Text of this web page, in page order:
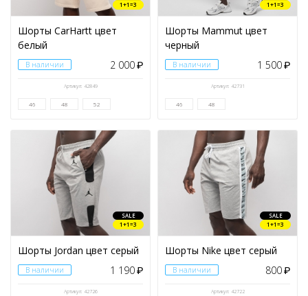
1+1=3
Шорты CarHartt цвет
белый
В наличии 2 000₽
Артикул: 42849
46 48 52
1+1=3
Шорты Mammut цвет
черный
В наличии 1 500₽
Артикул: 42731
46 48
SALE
1+1=3
Шорты Jordan цвет серый
В наличии 1 190₽
Артикул: 42726
SALE
1+1=3
Шорты Nike цвет серый
В наличии 800₽
Артикул: 42722